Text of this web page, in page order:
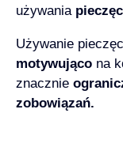
używania
Używanie
motywująco na
znacznie
zobowiązań.